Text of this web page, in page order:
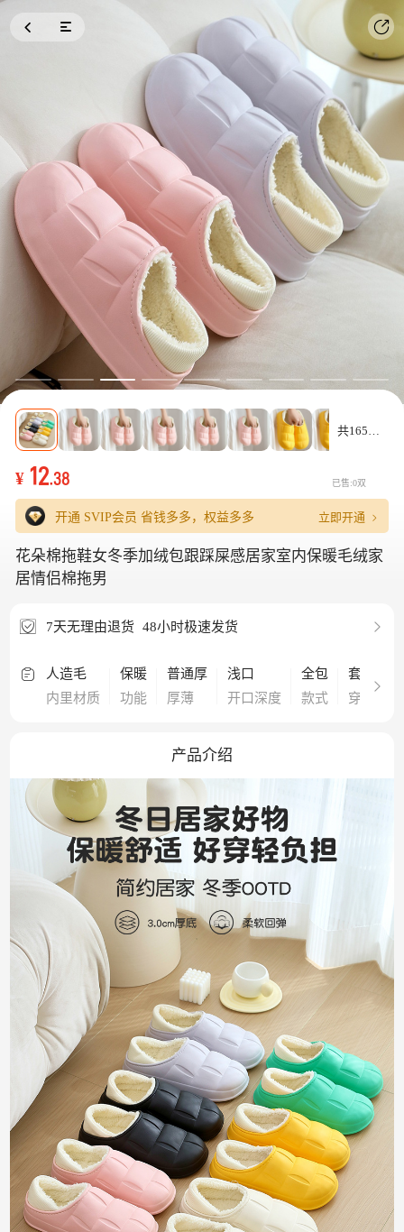
共165款
¥ 12.38 已售:0双
开通 SVIP会员 省钱多多，权益多多 立即开通
花朵棉拖鞋女冬季加绒包跟踩屎感居家室内保暖毛绒家
居情侣棉拖男
7天无理由退货 48小时极速发货
人造毛
内里材质
保暖
功能
普通厚
厚薄
浅口
开口深度
全包
款式
套筒/套
穿着方式
产品介绍